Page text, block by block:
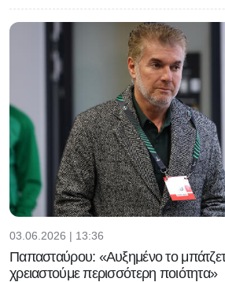
03.06.2026 | 13:36
Παπασταύρου: «Αυξημένο το
χρειαστούμε περισσότερη ποιότητα»